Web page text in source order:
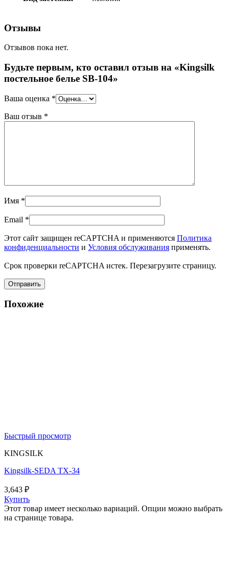
Отзывы
Отзывов пока нет.
Будьте первым, кто оставил отзыв на «Kingsilk
постельное белье SB-104»
Ваша оценка *
Ваш отзыв *
Имя *
Email *
Этот сайт защищен reCAPTCHA и применяются Политика
конфиденциальности и Условия обслуживания применять.
Срок проверки reCAPTCHA истек. Перезагрузите страницу.
Похожие
Быстрый просмотр
KINGSILK
Kingsilk-SEDA TX-34
3,643 ₽
Купить
Этот товар имеет несколько вариаций. Опции можно выбрать
на странице товара.